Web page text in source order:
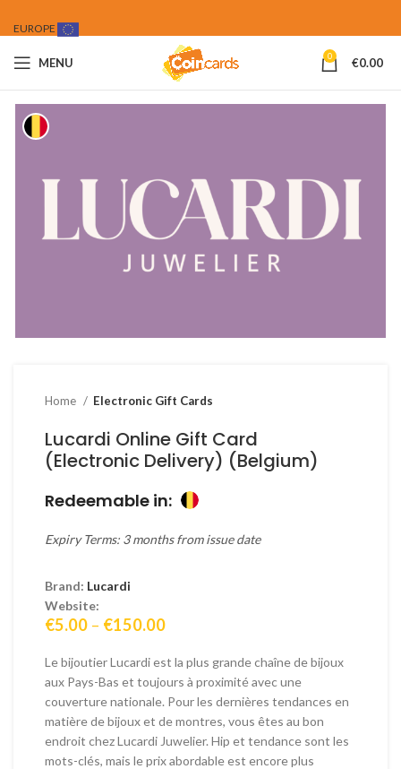
EUROPE
MENU 0 €0.00
Home Electronic Gift Cards
Lucardi Online Gift Card
(Electronic Delivery) (Belgium)
Redeemable in:
Expiry Terms: 3 months from issue date
Brand: Lucardi
Website:
€5.00 – €150.00Price
€5.00
through
€150.00
Le bijoutier Lucardi est la plus grande chaîne de bijoux
aux Pays-Bas et toujours à proximité avec une
couverture nationale. Pour les dernières tendances en
matière de bijoux et de montres, vous êtes au bon
endroit chez Lucardi Juwelier. Hip et tendance sont les
mots-clés, mais le prix abordable est encore plus